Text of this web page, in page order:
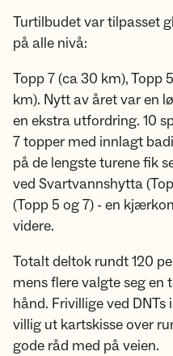
Turtilbudet var tilpasset
på alle nivå:
Topp 7 (ca 30 km), Topp
km). Nytt av året var en
en ekstra utfordring. 10
7 topper med innlagt
på de lengste turene fik
ved Svartvannshytta
(Topp 5 og 7) - en
videre.
Totalt deltok rundt 120
mens flere valgte seg en
hånd. Frivillige ved
villig ut kartskisse over
gode råd med på veien.